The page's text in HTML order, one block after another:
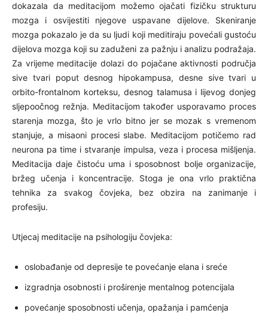
dokazala da meditacijom možemo ojačati fizičku strukturu
mozga i osvijestiti njegove uspavane dijelove. Skeniranje
mozga pokazalo je da su ljudi koji meditiraju povećali gustoću
dijelova mozga koji su zaduženi za pažnju i analizu podražaja.
Za vrijeme meditacije dolazi do pojačane aktivnosti područja
sive tvari poput desnog hipokampusa, desne sive tvari u
orbito-frontalnom korteksu, desnog talamusa i lijevog donjeg
sljepoočnog režnja. Meditacijom također usporavamo proces
starenja mozga, što je vrlo bitno jer se mozak s vremenom
stanjuje, a misaoni procesi slabe. Meditacijom potičemo rad
neurona pa time i stvaranje impulsa, veza i procesa mišljenja.
Meditacija daje čistoću uma i sposobnost bolje organizacije,
bržeg učenja i koncentracije. Stoga je ona vrlo praktična
tehnika za svakog čovjeka, bez obzira na zanimanje i
profesiju.
Utjecaj meditacije na psihologiju čovjeka:
oslobađanje od depresije te povećanje elana i sreće
izgradnja osobnosti i proširenje mentalnog potencijala
povećanje sposobnosti učenja, opažanja i pamćenja